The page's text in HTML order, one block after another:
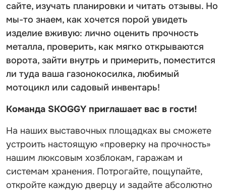
сайте, изучать планировки и читать отзывы. Но
мы-то знаем, как хочется порой увидеть
изделие вживую: лично оценить прочность
металла, проверить, как мягко открываются
ворота, зайти внутрь и примерить, поместится
ли туда ваша газонокосилка, любимый
мотоцикл или садовый инвентарь!
Команда SKOGGY приглашает вас в гости!
На наших выставочных площадках вы сможете
устроить настоящую «проверку на прочность»
нашим люксовым хозблокам, гаражам и
системам хранения. Потрогайте, пощупайте,
откройте каждую дверцу и задайте абсолютно